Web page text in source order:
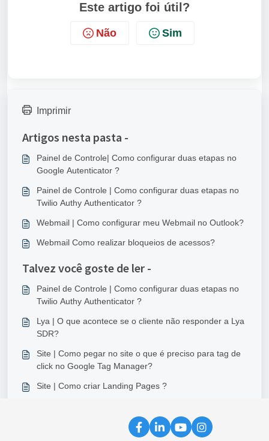
Este artigo foi útil?
Não Sim
Imprimir
Artigos nesta pasta -
Painel de Controle| Como configurar duas etapas no
Google Autenticator ?
Painel de Controle | Como configurar duas etapas no
Twilio Authy Authenticator ?
Webmail | Como configurar meu Webmail no Outlook?
Webmail Como realizar bloqueios de acessos?
Talvez você goste de ler -
Painel de Controle | Como configurar duas etapas no
Twilio Authy Authenticator ?
Lya | O que acontece se o cliente não responder a Lya
SDR?
Site | Como pegar no site o que é preciso para tag de
click no Google Tag Manager?
Site | Como criar Landing Pages ?